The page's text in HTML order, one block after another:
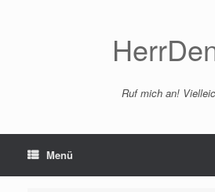
Ruf mich an!
Menü